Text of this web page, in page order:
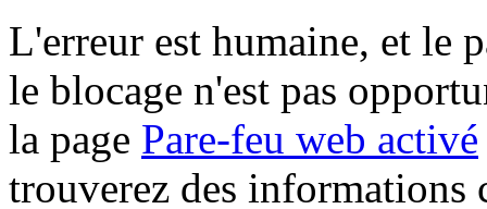
L'erreur est humaine, et le
le blocage n'est pas
la page Pare-feu web activé
trouverez des informations